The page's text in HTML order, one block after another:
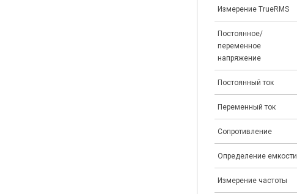
Измерение TrueRMS
Постоянное/
переменное
напряжение
Постоянный ток
Переменный ток
Сопротивление
Определение емкости
Измерение частоты